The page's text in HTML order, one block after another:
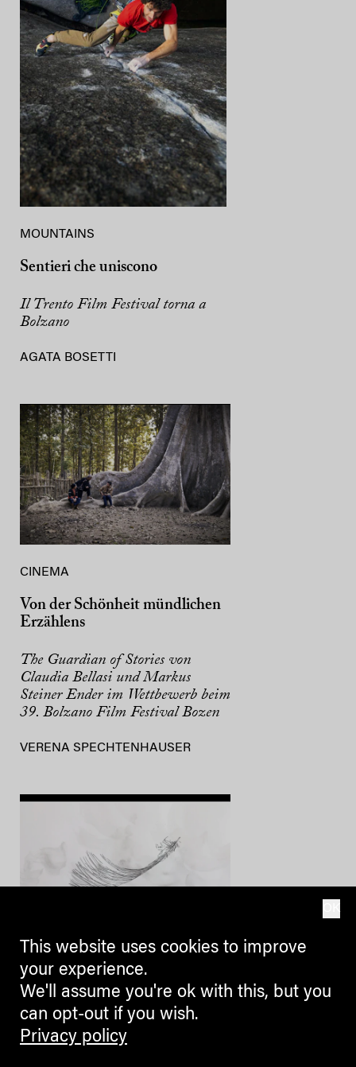
MOUNTAINS
Sentieri che uniscono
Il Trento Film Festival torna a
Bolzano
AGATA BOSETTI
CINEMA
Von der Schönheit mündlichen
Erzählens
The Guardian of Stories von
Claudia Bellasi und Markus
Steiner Ender im Wettbewerb beim
39. Bolzano Film Festival Bozen
VERENA SPECHTENHAUSER
CINEMA
Brutal aufrüttelnd
39. Bolzano Film Festival Bozen
This website uses cookies to improve
your experience.
We'll assume you're ok with this, but you
can opt-out if you wish.
Privacy policy